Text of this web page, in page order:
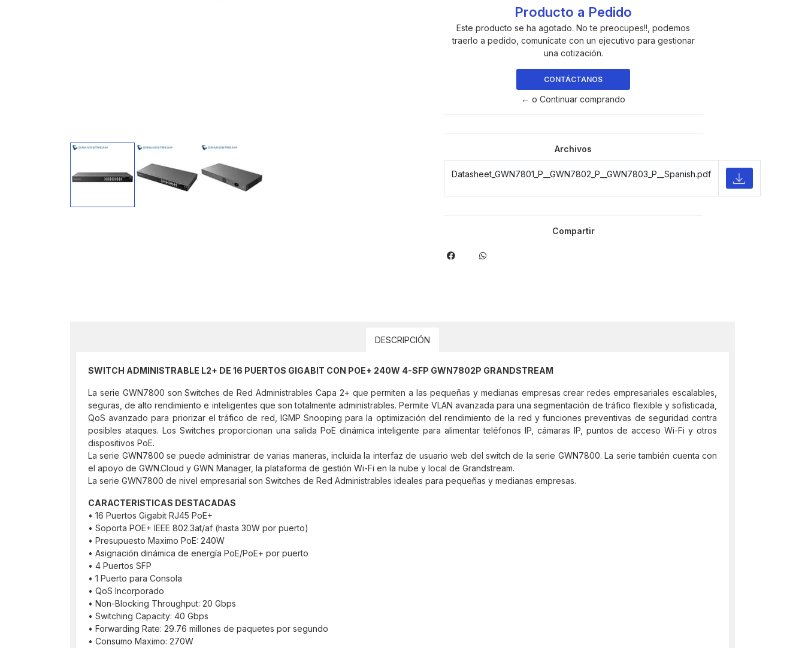
Producto a Pedido
Este producto se ha agotado. No te preocupes!!, podemos
traerlo a pedido, comunícate con un ejecutivo para gestionar
una cotización.
CONTÁCTANOS
← o Continuar comprando
Archivos
Datasheet_GWN7801_P__GWN7802_P__GWN7803_P__Spanish.pdf
Compartir
DESCRIPCIÓN
SWITCH ADMINISTRABLE L2+ DE 16 PUERTOS GIGABIT CON POE+ 240W 4-SFP GWN7802P GRANDSTREAM
La serie GWN7800 son Switches de Red Administrables Capa 2+ que permiten a las pequeñas y medianas empresas crear redes empresariales escalables,
seguras, de alto rendimiento e inteligentes que son totalmente administrables. Permite VLAN avanzada para una segmentación de tráfico flexible y sofisticada,
QoS avanzado para priorizar el tráfico de red, IGMP Snooping para la optimización del rendimiento de la red y funciones preventivas de seguridad contra
posibles ataques. Los Switches proporcionan una salida PoE dinámica inteligente para alimentar teléfonos IP, cámaras IP, puntos de acceso Wi-Fi y otros
dispositivos PoE.
La serie GWN7800 se puede administrar de varias maneras, incluida la interfaz de usuario web del switch de la serie GWN7800. La serie también cuenta con
el apoyo de GWN.Cloud y GWN Manager, la plataforma de gestión Wi-Fi en la nube y local de Grandstream.
La serie GWN7800 de nivel empresarial son Switches de Red Administrables ideales para pequeñas y medianas empresas.
CARACTERISTICAS DESTACADAS
• 16 Puertos Gigabit RJ45 PoE+
• Soporta POE+ IEEE 802.3at/af (hasta 30W por puerto)
• Presupuesto Maximo PoE: 240W
• Asignación dinámica de energía PoE/PoE+ por puerto
• 4 Puertos SFP
• 1 Puerto para Consola
• QoS Incorporado
• Non-Blocking Throughput: 20 Gbps
• Switching Capacity: 40 Gbps
• Forwarding Rate: 29.76 millones de paquetes por segundo
• Consumo Maximo: 270W